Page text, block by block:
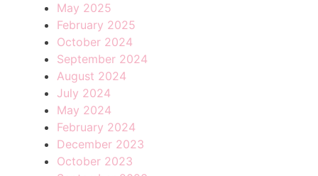
May 2025
February 2025
October 2024
September 2024
August 2024
July 2024
May 2024
February 2024
December 2023
October 2023